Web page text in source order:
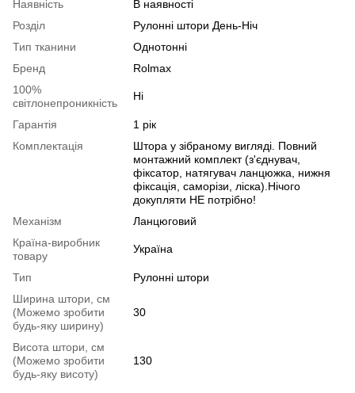
Наявність
В наявності
Розділ
Рулонні штори День-Ніч
Тип тканини
Однотонні
Бренд
Rolmax
100%
світлонепроникність
Ні
Гарантія
1 рік
Комплектація
Штора у зібраному вигляді. Повний
монтажний комплект (з'єднувач,
фіксатор, натягувач ланцюжка, нижня
фіксація, саморізи, ліска).Нічого
докупляти НЕ потрібно!
Механізм
Ланцюговий
Країна-виробник
товару
Україна
Тип
Рулонні штори
Ширина штори, см
(Можемо зробити
будь-яку ширину)
30
Висота штори, см
(Можемо зробити
будь-яку висоту)
130